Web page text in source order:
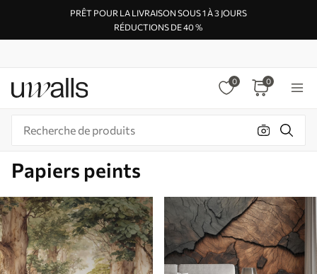
PRÊT POUR LA LIVRAISON SOUS 1 À 3 JOURS
RÉDUCTIONS DE 40 %
0 0
Papiers peints